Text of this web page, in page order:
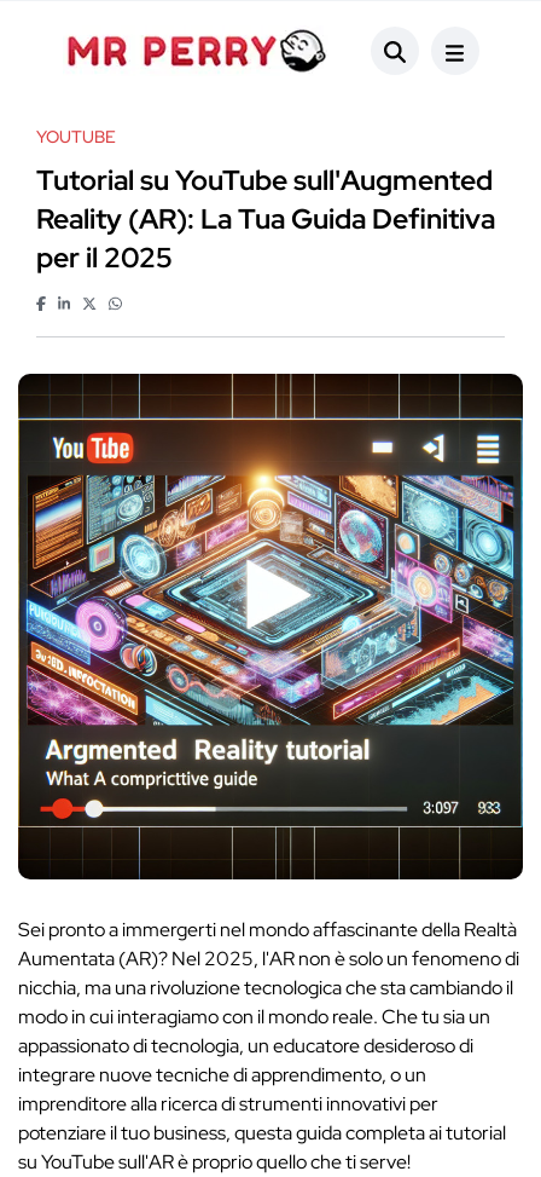
YOUTUBE
Tutorial su YouTube sull'Augmented
Reality (AR): La Tua Guida Definitiva
per il 2025
Sei pronto a immergerti nel mondo affascinante della Realtà
Aumentata (AR)? Nel 2025, l'AR non è solo un fenomeno di
nicchia, ma una rivoluzione tecnologica che sta cambiando il
modo in cui interagiamo con il mondo reale. Che tu sia un
appassionato di tecnologia, un educatore desideroso di
integrare nuove tecniche di apprendimento, o un
imprenditore alla ricerca di strumenti innovativi per
potenziare il tuo business, questa guida completa ai tutorial
su YouTube sull'AR è proprio quello che ti serve!